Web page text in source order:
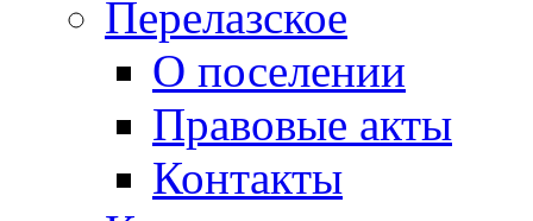
Перелазское
О поселении
Правовые акты
Контакты